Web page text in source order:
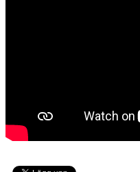
MEDIA